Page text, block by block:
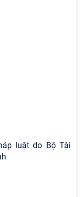
luật do Bộ Tài